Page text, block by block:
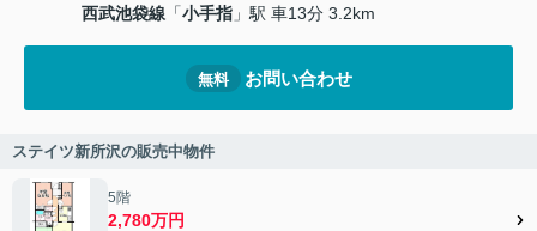
西武池袋線 「小手指 」駅 車13分 3.2km
無料 お問い合わせ
ステイツ新所沢の販売中物件
5階
2,780万円